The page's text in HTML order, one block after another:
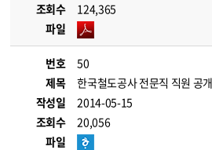
조회수
124,365
파일
번호
50
제목
한국철도공사 전문직 직원 공
작성일
2014-05-15
조회수
20,056
파일